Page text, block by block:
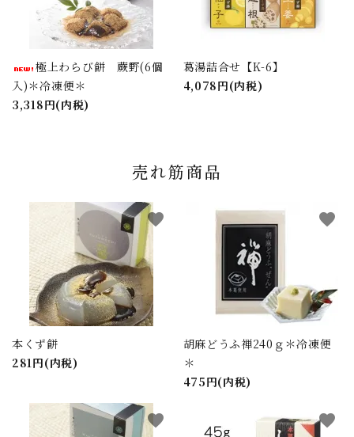
極上わらび餅 蕨野(6個
入)＊冷凍便＊
3,318円(内税)
葛湯詰合せ【K-6】
4,078円(内税)
売れ筋商品
本くず餅
281円(内税)
favorite
胡麻どうふ禅240ｇ＊冷凍便
＊
475円(内税)
favorite
favorite favorite